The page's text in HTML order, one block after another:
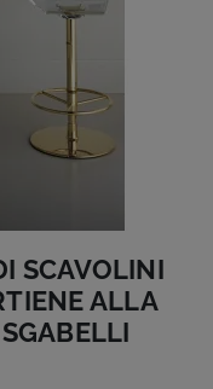
SCAVOLINI
ALLA